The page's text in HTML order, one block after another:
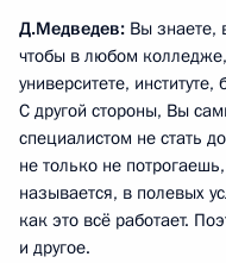
Д.Медведев: Вы знаете,
чтобы в любом
университете,
С другой стороны, Вы
специалистом не стать
не только не
называется, в полевых
как это всё работает.
и другое.